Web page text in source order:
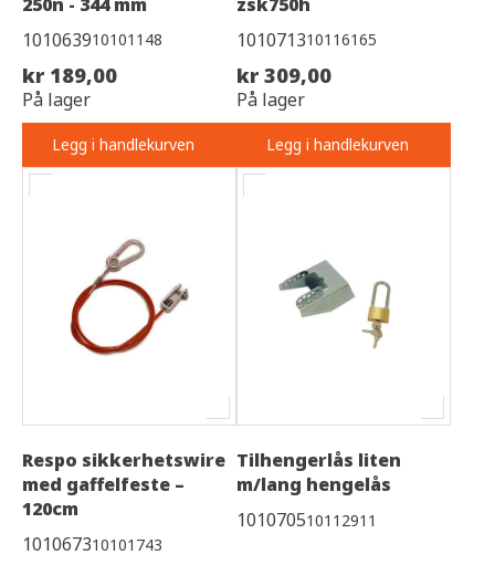
101063910101148
kr 189,00
På lager
Legg i handlekurven
101071310116165
kr 309,00
På lager
Legg i handlekurven
Respo sikkerhetswire
med gaffelfeste –
120cm
101067310101743
Tilhengerlås liten
m/lang hengelås
101070510112911